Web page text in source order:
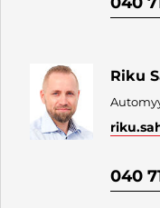
Riku
040